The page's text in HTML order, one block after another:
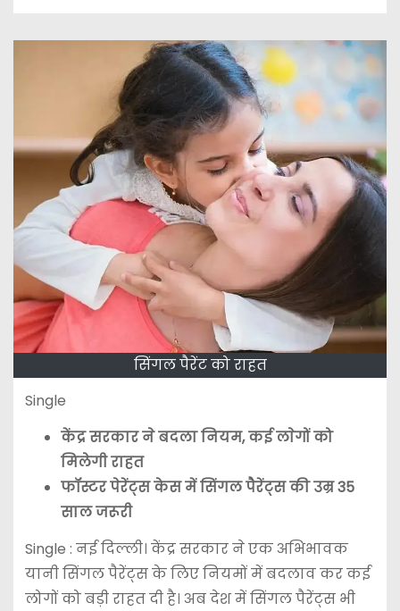
सिंगल पैरेंट को राहत
Single
केंद्र सरकार ने बदला नियम, कई लाेगों को
मिलेगी राहत
फॉस्टर पेरेंट्स केस में सिंगल पैरेंट्स की उम्र 35
साल जरूरी
Single : नई दिल्ली। केंद्र सरकार ने एक अभिभावक
यानी सिंगल पैरेंट्स के लिए नियमों में बदलाव कर कई
लोगों को बड़ी राहत दी है। अब देश में सिंगल पैरेंट्स भी